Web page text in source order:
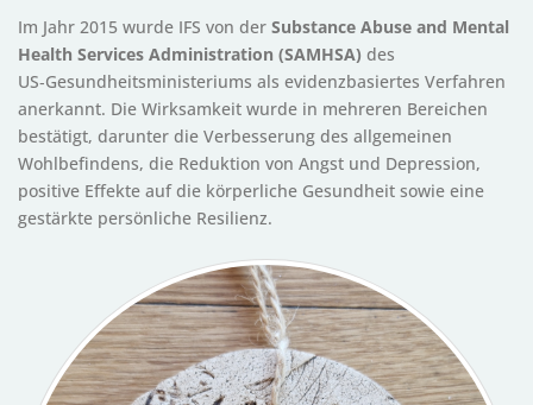
Im Jahr 2015 wurde IFS von der Substance Abuse and Mental
Health Services Administration (SAMHSA) des
US‑Gesundheitsministeriums als evidenzbasiertes Verfahren
anerkannt. Die Wirksamkeit wurde in mehreren Bereichen
bestätigt, darunter die Verbesserung des allgemeinen
Wohlbefindens, die Reduktion von Angst und Depression,
positive Effekte auf die körperliche Gesundheit sowie eine
gestärkte persönliche Resilienz.